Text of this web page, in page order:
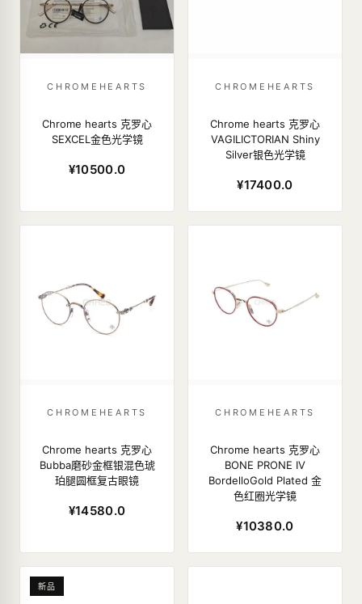
CHROMEHEARTS
Chrome hearts 克罗心
SEXCEL金色光学镜
¥10500.0
CHROMEHEARTS
Chrome hearts 克罗心
VAGILICTORIAN Shiny
Silver银色光学镜
¥17400.0
CHROMEHEARTS
Chrome hearts 克罗心
Bubba磨砂金框银混色琥
珀腿圆框复古眼镜
¥14580.0
CHROMEHEARTS
Chrome hearts 克罗心
BONE PRONE IV
BordelloGold Plated 金
色红圈光学镜
¥10380.0
新品